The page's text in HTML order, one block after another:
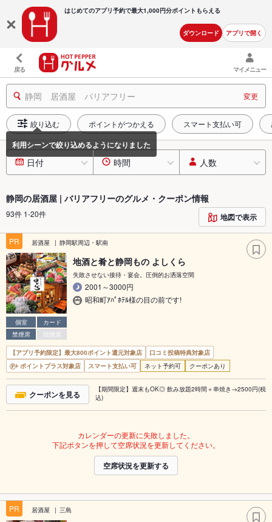
はじめてのアプリ予約で最大1,000円分ポイントもらえる
ダウンロード アプリで開く
戻る マイメニュー
静岡 居酒屋 バリアフリー 変更
絞り込む ポイントがつかえる スマート支払い可
日付 時間 人数
静岡の居酒屋 | バリアフリーのグルメ・クーポン情報
93件 1-20件 地図で表示
PR 居酒屋 静岡駅周辺・駅南
個室
カード
禁煙席
喫煙席
地酒と肴と静岡もの よしくら
失敗させない接待・宴会。圧倒的お洒落空間
2001～3000円
昭和町ｱﾊﾟﾎﾃﾙ様の目の前です!
【アプリ予約限定】最大800ポイント還元対象店
口コミ投稿特典対象店
ポイントプラス対象店
スマート支払い可 ネット予約可 クーポンあり
クーポンを見る
【期間限定】週末もOK◎ 飲み放題2時間＋串焼き→2500円(税
込)
カレンダーの更新に失敗しました。
下記ボタンを押して空席状況を更新してください。
空席状況を更新する
PR 居酒屋 三島